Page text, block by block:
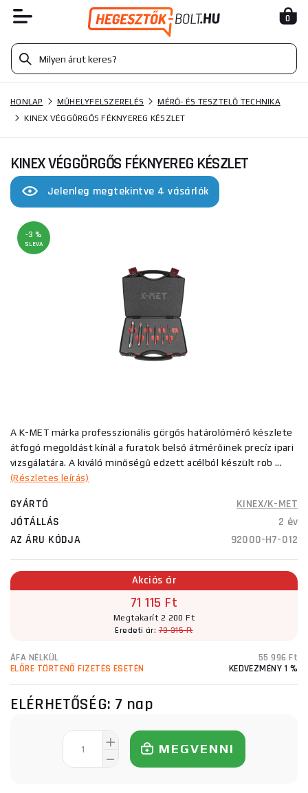
0
HONLAP MŰHELYFELSZERELÉS
MÉRŐ- ÉS TESZTELŐ TECHNIKA
KINEX VÉGGÖRGŐS FÉKNYEREG KÉSZLET
KINEX VÉGGÖRGŐS FÉKNYEREG KÉSZLET
Jelenleg megtekintve 4 vásárlók
-3 %
SLEVA
A K-MET márka professzionális görgős határolómérő készlete
átfogó megoldást kínál a furatok belső átmérőinek precíz ipari
vizsgálatára. A kiváló minőségű edzett acélból készült rob ...
(Részletes leírás)
GYÁRTÓ
KINEX/K-MET
JÓTÁLLÁS
2 év
AZ ÁRU KÓDJA
92000-H7-012
Akciós ár
71 115 Ft
Megtakarít 2 200 Ft
Eredeti ár:73 315 Ft
ÁFA NÉLKÜL
55 996 Ft
ELŐRE TÖRTÉNŐ FIZETÉS ESETÉN
KEDVEZMÉNY 1 %
ELÉRHETŐSÉG: 7 nap
MEGVENNI